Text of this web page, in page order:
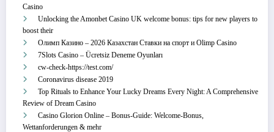
Casino
Unlocking the Amonbet Casino UK welcome bonus: tips for new players to
boost their
Олимп Казино – 2026 Казахстан Ставки на спорт и Olimp Casino
7Slots Casino – Ücretsiz Deneme Oyunları
cw-check-https://test.com/
Coronavirus disease 2019
Top Rituals to Enhance Your Lucky Dreams Every Night: A Comprehensive
Review of Dream Casino
Casino Glorion Online – Bonus‑Guide: Welcome‑Bonus,
Wettanforderungen & mehr